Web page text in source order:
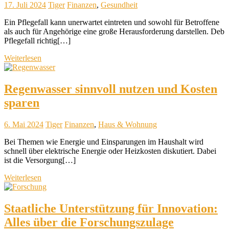
17. Juli 2024 Tiger Finanzen, Gesundheit
Ein Pflegefall kann unerwartet eintreten und sowohl für Betroffene
als auch für Angehörige eine große Herausforderung darstellen. Deb
Pflegefall richtig[…]
Weiterlesen
Regenwasser sinnvoll nutzen und Kosten
sparen
6. Mai 2024 Tiger Finanzen, Haus & Wohnung
Bei Themen wie Energie und Einsparungen im Haushalt wird
schnell über elektrische Energie oder Heizkosten diskutiert. Dabei
ist die Versorgung[…]
Weiterlesen
Staatliche Unterstützung für Innovation:
Alles über die Forschungszulage